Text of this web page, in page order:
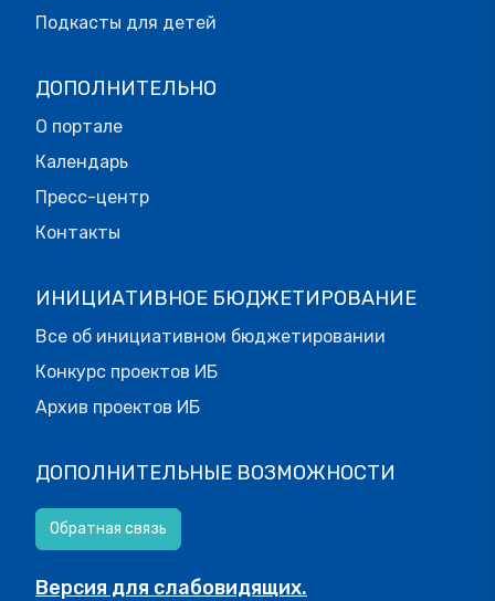
Подкасты для детей
ДОПОЛНИТЕЛЬНО
О портале
Календарь
Пресс-центр
Контакты
ИНИЦИАТИВНОЕ БЮДЖЕТИРОВАНИЕ
Все об инициативном бюджетировании
Конкурс проектов ИБ
Архив проектов ИБ
ДОПОЛНИТЕЛЬНЫЕ ВОЗМОЖНОСТИ
Обратная связь
Версия для слабовидящих.